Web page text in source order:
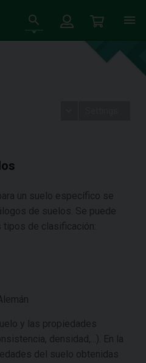
un suelo específico se
de suelos. Se puede
de clasificación:
y las propiedades
densidad,...). En la
del suelo obtenidas